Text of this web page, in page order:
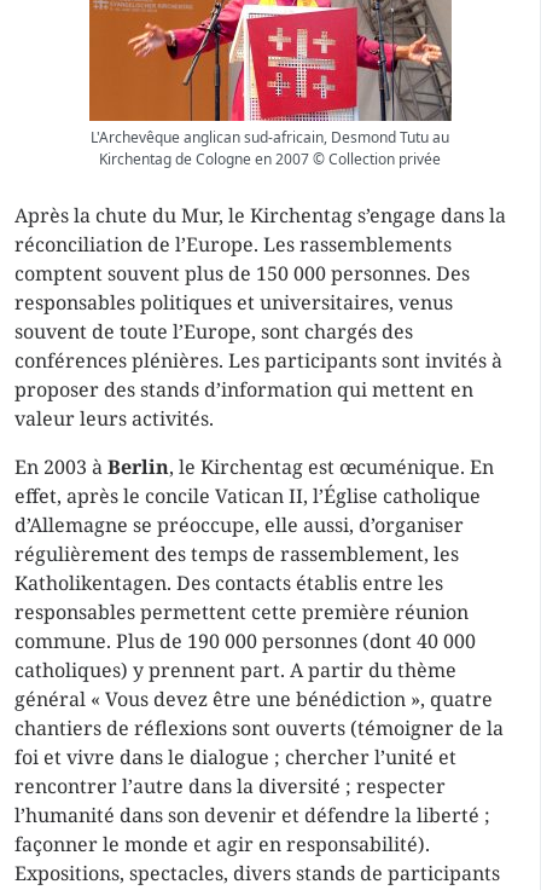
L'Archevêque anglican sud-africain, Desmond Tutu au
Kirchentag de Cologne en 2007 © Collection privée
Après la chute du Mur, le Kirchentag s’engage dans la
réconciliation de l’Europe. Les rassemblements
comptent souvent plus de 150 000 personnes. Des
responsables politiques et universitaires, venus
souvent de toute l’Europe, sont chargés des
conférences plénières. Les participants sont invités à
proposer des stands d’information qui mettent en
valeur leurs activités.
En 2003 àBerlin, le Kirchentag est œcuménique. En
effet, après le concile Vatican II, l’Église catholique
d’Allemagne se préoccupe, elle aussi, d’organiser
régulièrement des temps de rassemblement, les
Katholikentagen. Des contacts établis entre les
responsables permettent cette première réunion
commune. Plus de 190 000 personnes (dont 40 000
catholiques) y prennent part. A partir du thème
général « Vous devez être une bénédiction », quatre
chantiers de réflexions sont ouverts (témoigner de la
foi et vivre dans le dialogue ; chercher l’unité et
rencontrer l’autre dans la diversité ; respecter
l’humanité dans son devenir et défendre la liberté ;
façonner le monde et agir en responsabilité).
Expositions, spectacles, divers stands de participants